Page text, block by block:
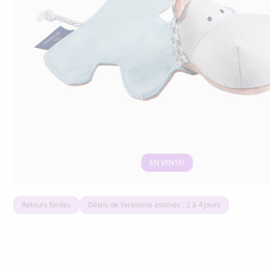
Marly & Dan, friandises à mâcher Dental
9.50CHF
Tapis
25.00
EN VENTE
Retours faciles Délais de livraisons estimés : 2 à 4 jours